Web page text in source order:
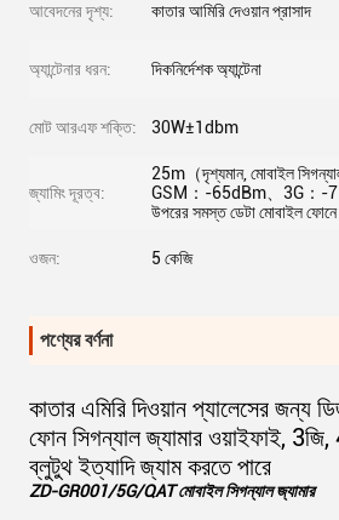
আবেদনের দৃশ্য: কাতার আমিরি দেওয়ান প্রাসাদ
অ্যান্টেনার ধরন: দিকনির্দেশক অ্যান্টেনা
মোট আরএফ শক্তি: 30W±1dbm
জ্যামিং দূরত্ব:
25m（দৃশ্যমান, মোবাইল
GSM：-65dBm、3G：-
উপরের সমস্ত ডেটা মোবাইল ফোনে
ওজন: 5 কেজি
পণ্যের বর্ণনা
কাতার এমিরি দিওয়ান প্যালেসের জন্য
ফোন সিগন্যাল জ্যামার ওয়াইফাই,
ব্লুটুথ ইত্যাদি জ্যাম করতে পারে
ZD-GR001/5G/QAT মোবাইল সিগন্যাল জ্যামার